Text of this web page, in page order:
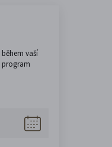
vaší
program